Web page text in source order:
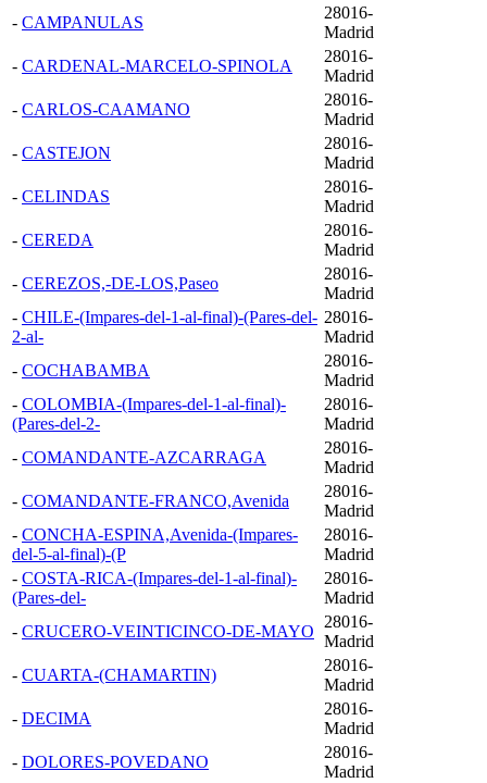
- CAMPANULAS
28016-
Madrid
- CARDENAL-MARCELO-SPINOLA
28016-
Madrid
- CARLOS-CAAMANO
28016-
Madrid
- CASTEJON
28016-
Madrid
- CELINDAS
28016-
Madrid
- CEREDA
28016-
Madrid
- CEREZOS,-DE-LOS,Paseo
28016-
Madrid
- CHILE-(Impares-del-1-al-final)-(Pares-del-
2-al-
28016-
Madrid
- COCHABAMBA
28016-
Madrid
- COLOMBIA-(Impares-del-1-al-final)-
(Pares-del-2-
28016-
Madrid
- COMANDANTE-AZCARRAGA
28016-
Madrid
- COMANDANTE-FRANCO,Avenida
28016-
Madrid
- CONCHA-ESPINA,Avenida-(Impares-
del-5-al-final)-(P
28016-
Madrid
- COSTA-RICA-(Impares-del-1-al-final)-
(Pares-del-
28016-
Madrid
- CRUCERO-VEINTICINCO-DE-MAYO
28016-
Madrid
- CUARTA-(CHAMARTIN)
28016-
Madrid
- DECIMA
28016-
Madrid
- DOLORES-POVEDANO
28016-
Madrid